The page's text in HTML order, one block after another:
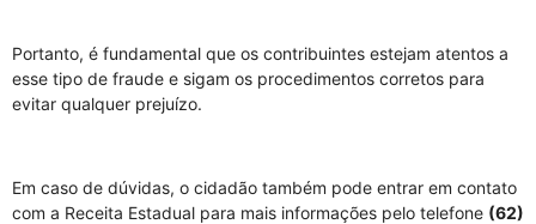
Portanto, é fundamental que os contribuintes estejam atentos a
esse tipo de fraude e sigam os procedimentos corretos para
evitar qualquer prejuízo.
Em caso de dúvidas, o cidadão também pode entrar em contato
com a Receita Estadual para mais informações pelo telefone (62)